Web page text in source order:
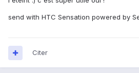
send with HTC Sensation powered by
Citer